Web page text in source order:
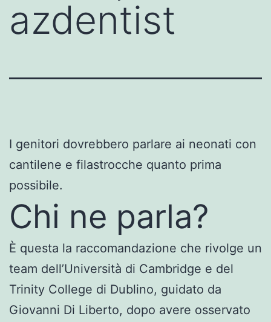
azdentist
I genitori dovrebbero parlare ai neonati con
cantilene e filastrocche quanto prima
possibile.
Chi ne parla?
È questa la raccomandazione che rivolge un
team dell’Università di Cambridge e del
Trinity College di Dublino, guidato da
Giovanni Di Liberto, dopo avere osservato